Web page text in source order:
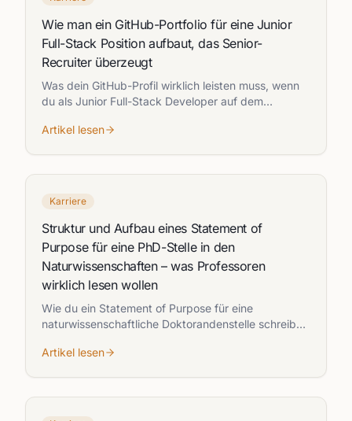
Wie man ein GitHub-Portfolio für eine Junior
Full-Stack Position aufbaut, das Senior-
Recruiter überzeugt
Was dein GitHub-Profil wirklich leisten muss, wenn
du als Junior Full-Stack Developer auf dem
willst.
Artikel lesen
Karriere
Struktur und Aufbau eines Statement of
Purpose für eine PhD-Stelle in den
Naturwissenschaften – was Professoren
wirklich lesen wollen
Wie du ein Statement of Purpose für eine
naturwissenschaftliche Doktorandenstelle schreibst,
Passgenauigkeit gleichermaßen vermittelt.
Artikel lesen